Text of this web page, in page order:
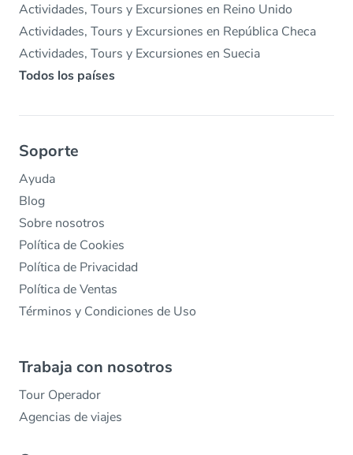
Actividades, Tours y Excursiones en Reino Unido
Actividades, Tours y Excursiones en República Checa
Actividades, Tours y Excursiones en Suecia
Todos los países
Soporte
Ayuda
Blog
Sobre nosotros
Política de Cookies
Política de Privacidad
Política de Ventas
Términos y Condiciones de Uso
Trabaja con nosotros
Tour Operador
Agencias de viajes